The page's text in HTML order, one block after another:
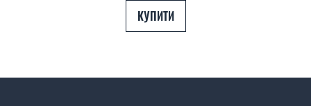
КУПИТИ